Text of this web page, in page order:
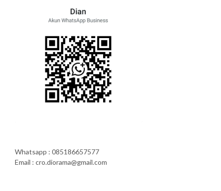
Whatsapp : 085186657577
Email : cro.diorama@gmail.com